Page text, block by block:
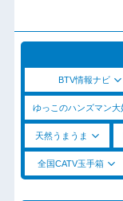
BTV情報ナビ
ゆっこのハンズマン大
天然うまうま
全国CATV玉手箱